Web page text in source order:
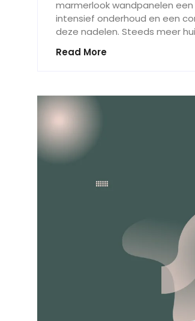
marmerlook wandpanelen
intensief onderhoud en een
deze nadelen. Steeds meer
Read More